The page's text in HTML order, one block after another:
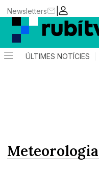
|
Newsletters
ÚLTIMES NOTÍCIES
meteorologia